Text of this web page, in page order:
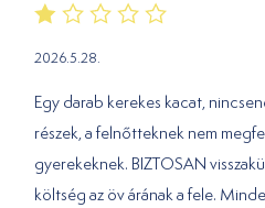
2026.5.28.
Egy darab kerekes kacat,
részek, a felnőtteknek nem
gyerekeknek. BIZTOSAN
költség az öv árának a fele.